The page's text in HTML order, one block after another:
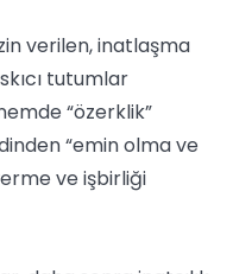
verilen, inatlaşma
tutumlar
“özerklik”
“emin olma ve
ve işbirliği